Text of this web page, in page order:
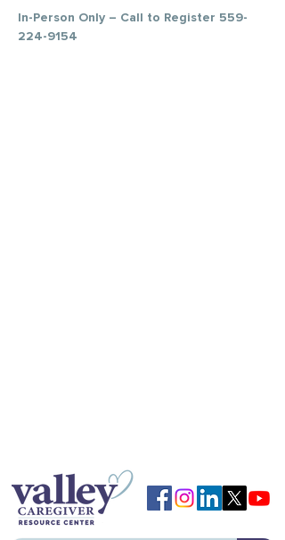
In-Person Only – Call to Register 559-
224-9154